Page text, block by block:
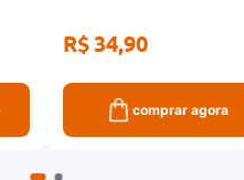
R$ 34,90
comprar agora